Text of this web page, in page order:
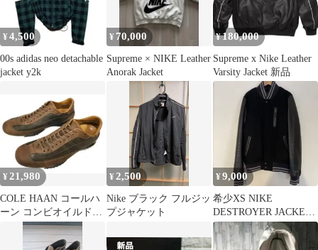
¥ 4,500
00s adidas neo detachable
jacket y2k
¥ 70,000
Supreme × NIKE Leather
Anorak Jacket
¥180,000
Supreme x Nike Leather
Varsity Jacket 新品
¥21,980
COLE HAAN コールハ
ーン コンビオイルドレ
ザースニーカー ブラウ
¥2,500
Nike ブラック フルジッ
プジャケット
¥9,000
希少XS NIKE
DESTROYER JACKET
デストロイヤー レザー